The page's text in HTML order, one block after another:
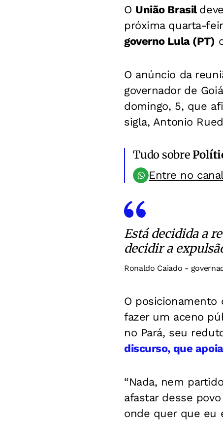
O União Brasil
próxima quarta-
governo Lula (PT)
O anúncio da
governador de
domingo, 5, que
sigla, Antonio
Tudo sobre
Entre no
Está decidida a
decidir a
Ronaldo Caiado -
O posicionamento
fazer um aceno
no Pará, seu
discurso, que
“Nada, nem
afastar desse
onde quer que eu